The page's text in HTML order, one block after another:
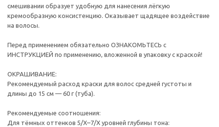
смешивании образует удобную для нанесения лёгкую
кремообразную консистенцию. Оказывает щадящее воздействие
на волосы.
Перед применением обязательно ОЗНАКОМЬТЕСЬ с
ИНСТРУКЦИЕЙ по применению, вложенной в упаковку с краской!
ОКРАШИВАНИЕ:
Рекомендуемый расход краски для волос средней густоты и
длины до 15 см — 60 г (туба).
Рекомендуемые соотношения:
Для тёмных оттенков 5/Х–7/Х уровней глубины тона: